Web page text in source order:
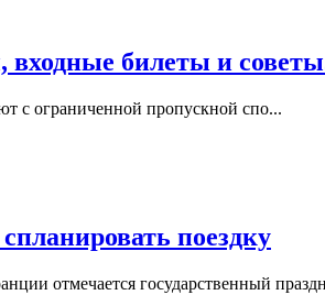
входные билеты и
с ограниченной пропускной спо...
поездку
отмечается государственный